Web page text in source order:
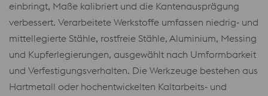
einbringt, Maße kalibriert und die Kantenausprägung
verbessert. Verarbeitete Werkstoffe umfassen niedrig‑ und
mittellegierte Stähle, rostfreie Stähle, Aluminium, Messing
und Kupferlegierungen, ausgewählt nach Umformbarkeit
und Verfestigungsverhalten. Die Werkzeuge bestehen aus
Hartmetall oder hochentwickelten Kaltarbeits‑ und